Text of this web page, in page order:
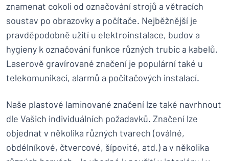
znamenat cokoli od označování strojů a větracích
soustav po obrazovky a počítače. Nejběžnější je
pravděpodobně užití u elektroinstalace, budov a
hygieny k označování funkce různých trubic a kabelů.
Laserově gravírované značení je populární také u
telekomunikací, alarmů a počítačových instalací.
Naše plastové laminované značení lze také navrhnout
dle Vašich individuálních požadavků. Značení lze
objednat v několika různých tvarech (oválné,
obdélníkové, čtvercové, šípovité, atd.) a v několika